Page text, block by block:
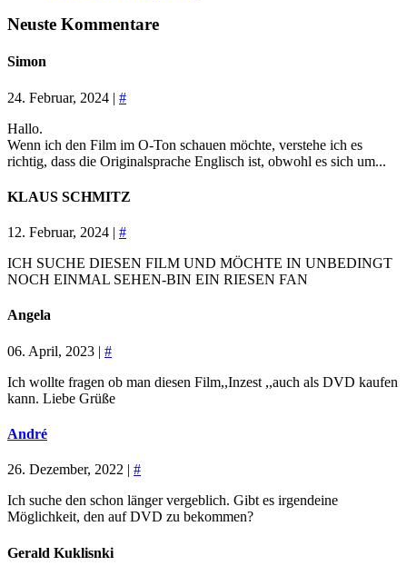
Neuste Kommentare
Simon
24. Februar, 2024 | #
Hallo.
Wenn ich den Film im O-Ton schauen möchte, verstehe ich es
richtig, dass die Originalsprache Englisch ist, obwohl es sich um...
KLAUS SCHMITZ
12. Februar, 2024 | #
ICH SUCHE DIESEN FILM UND MÖCHTE IN UNBEDINGT
NOCH EINMAL SEHEN-BIN EIN RIESEN FAN
Angela
06. April, 2023 | #
Ich wollte fragen ob man diesen Film,,Inzest ,,auch als DVD kaufen
kann. Liebe Grüße
André
26. Dezember, 2022 | #
Ich suche den schon länger vergeblich. Gibt es irgendeine
Möglichkeit, den auf DVD zu bekommen?
Gerald Kuklisnki